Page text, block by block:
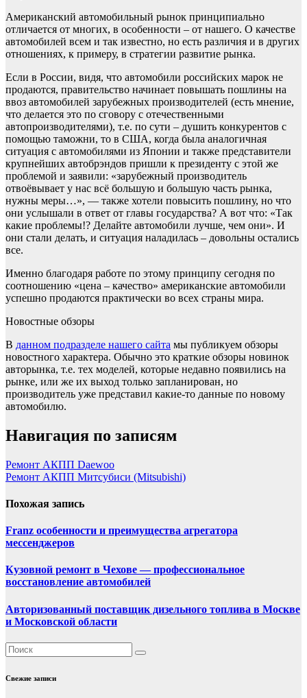
Американский автомобильный рынок принципиально
отличается от многих, в особенности – от нашего. О качестве
автомобилей всем и так известно, но есть различия и в других
отношениях, к примеру, в стратегии развитие рынка.
Если в России, видя, что автомобили российских марок не
продаются, правительство начинает повышать пошлины на
ввоз автомобилей зарубежных производителей (есть мнение,
что делается это по сговору с отечественными
автопроизводителями), т.е. по сути – душить конкурентов с
помощью таможни, то в США, когда была аналогичная
ситуация с автомобилями из Японии и также представители
крупнейших автобрэндов пришли к президенту с этой же
проблемой и заявили: «зарубежный производитель
отвоёвывает у нас всё большую и большую часть рынка,
нужны меры…», — также хотели повысить пошлину, но что
они услышали в ответ от главы государства? А вот что: «Так
какие проблемы!? Делайте автомобили лучше, чем они». И
они стали делать, и ситуация наладилась – довольны остались
все.
Именно благодаря работе по этому принципу сегодня по
соотношению «цена – качество» американские автомобили
успешно продаются практически во всех страны мира.
Новостные обзоры
В данном подразделе нашего сайта мы публикуем обзоры
новостного характера. Обычно это краткие обзоры новинок
авторынка, т.е. тех моделей, которые недавно появились на
рынке, или же их выход только запланирован, но
производитель уже представил какие-то данные по новому
автомобилю.
Навигация по записям
Ремонт АКПП Daewoo
Ремонт АКПП Митсубиси (Mitsubishi)
Похожая запись
Franz особенности и преимущества агрегатора
мессенджеров
Кузовной ремонт в Чехове — профессиональное
восстановление автомобилей
Авторизованный поставщик дизельного топлива в Москве
и Московской области
Свежие записи